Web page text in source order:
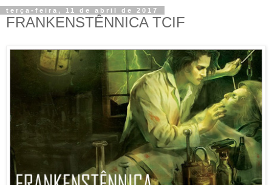
terça-feira, 11 de abril de 2017
FRANKENSTÊNNICA TCIF